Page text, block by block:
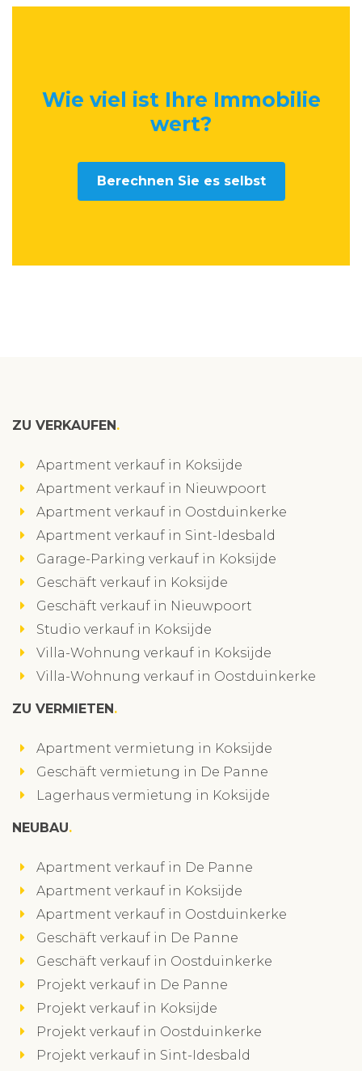
Wie viel ist Ihre Immobilie
wert?
Berechnen Sie es selbst
ZU VERKAUFEN
Apartment verkauf in Koksijde
Apartment verkauf in Nieuwpoort
Apartment verkauf in Oostduinkerke
Apartment verkauf in Sint-Idesbald
Garage-Parking verkauf in Koksijde
Geschäft verkauf in Koksijde
Geschäft verkauf in Nieuwpoort
Studio verkauf in Koksijde
Villa-Wohnung verkauf in Koksijde
Villa-Wohnung verkauf in Oostduinkerke
ZU VERMIETEN
Apartment vermietung in Koksijde
Geschäft vermietung in De Panne
Lagerhaus vermietung in Koksijde
NEUBAU
Apartment verkauf in De Panne
Apartment verkauf in Koksijde
Apartment verkauf in Oostduinkerke
Geschäft verkauf in De Panne
Geschäft verkauf in Oostduinkerke
Projekt verkauf in De Panne
Projekt verkauf in Koksijde
Projekt verkauf in Oostduinkerke
Projekt verkauf in Sint-Idesbald